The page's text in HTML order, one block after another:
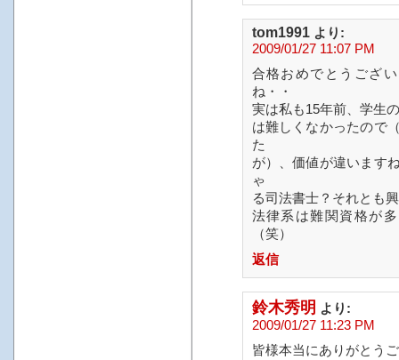
tom1991 より:
2009/01/27 11:07 PM
合格おめでとうござ
ね・・
実は私も15年前、学生
は難しくなかったので
た
が）、価値が違います
ゃ
る司法書士？それとも
法律系は難関資格が
（笑）
返信
鈴木秀明 より:
2009/01/27 11:23 PM
皆様本当にありがとう